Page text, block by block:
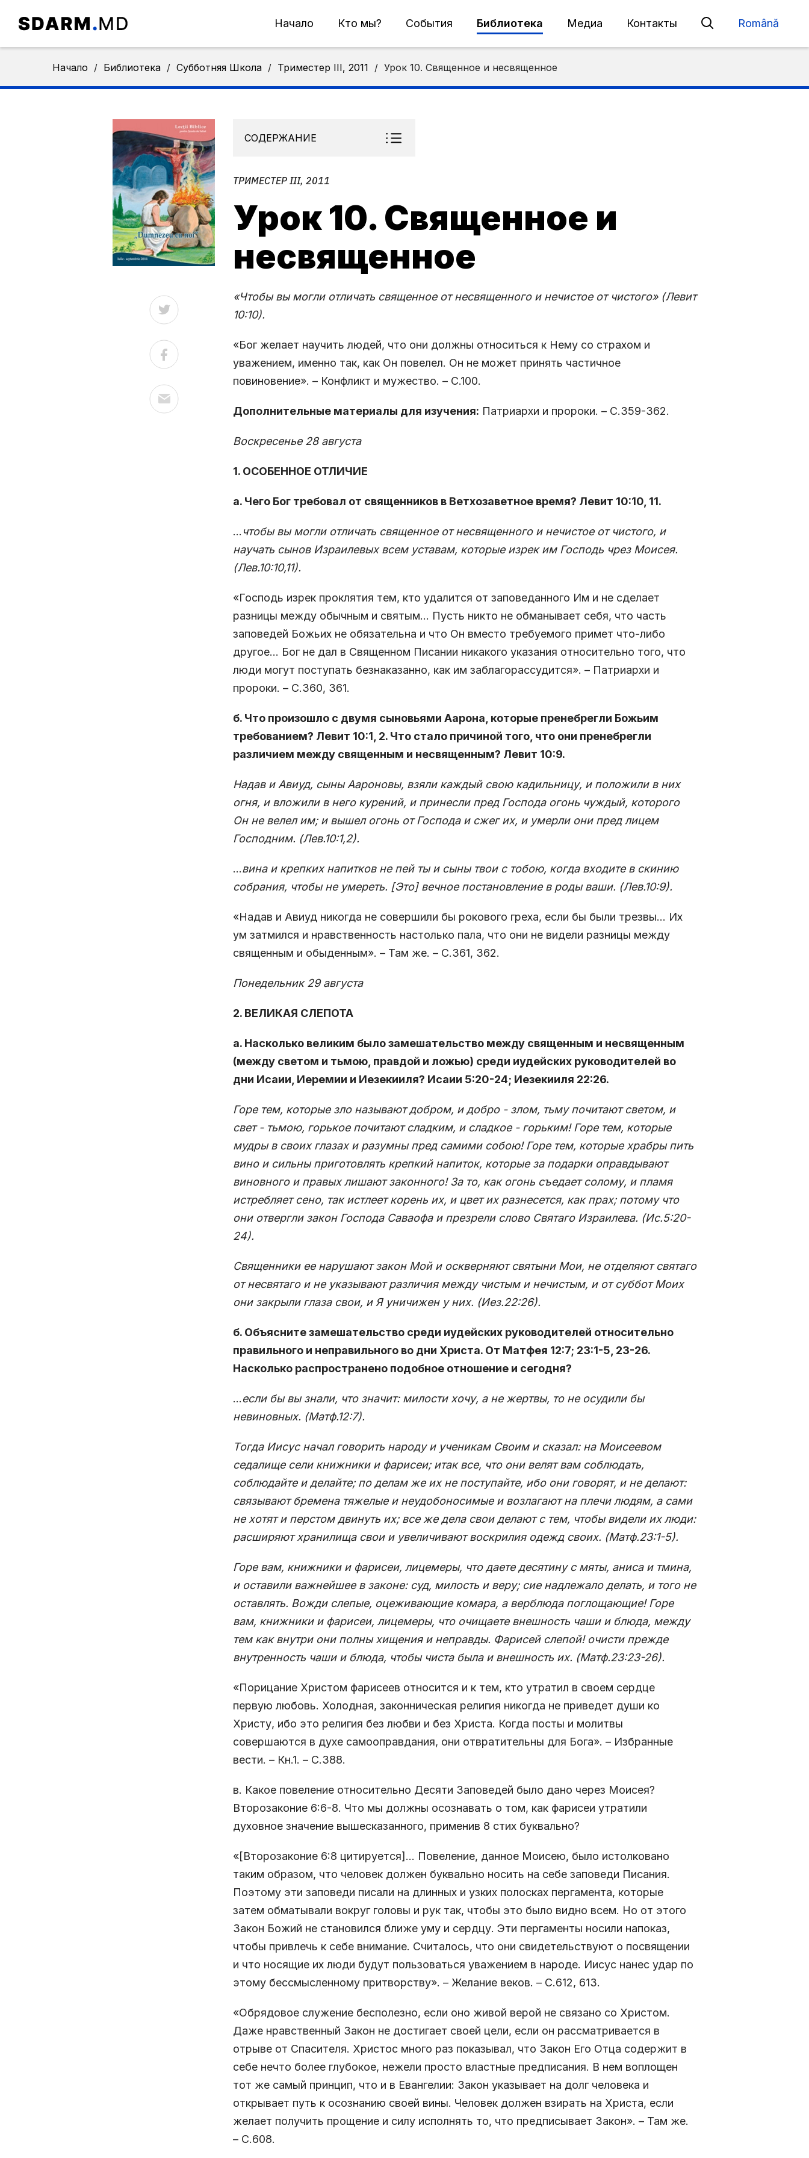
Начало Кто мы? События Библиотека Медиа Контакты Română
Начало / Библиотека / Субботняя Школа / Триместер III, 2011 / Урок 10. Священное и несвященное
СОДЕРЖАНИЕ
ТРИМЕСТЕР III, 2011
Урок 10. Священное и
несвященное
«Чтобы вы могли отличать священное от несвященного и нечистое от чистого» (Левит
10:10).
«Бог желает научить людей, что они должны относиться к Нему со страхом и
уважением, именно так, как Он повелел. Он не может принять частичное
повиновение». – Конфликт и мужество. – С.100.
Дополнительные материалы для изучения: Патриархи и пророки. – С.359-362.
Воскресенье 28 августа
1. ОСОБЕННОЕ ОТЛИЧИЕ
а. Чего Бог требовал от священников в Ветхозаветное время? Левит 10:10, 11.
… чтобы вы могли отличать священное от несвященного и нечистое от чистого, и
научать сынов Израилевых всем уставам, которые изрек им Господь чрез Моисея.
(Лев.10:10,11).
«Господь изрек проклятия тем, кто удалится от заповеданного Им и не сделает
разницы между обычным и святым… Пусть никто не обманывает себя, что часть
заповедей Божьих не обязательна и что Он вместо требуемого при­мет что-либо
другое… Бог не дал в Священном Писании никакого указания относительно того, что
люди могут поступать безнаказанно, как им заблагорас­судится». – Патриархи и
пророки. – С.360, 361.
б. Что произошло с двумя сыновьями Аарона, которые пренебрегли Божьим
требованием? Левит 10:1, 2. Что стало причиной того, что они пренебрегли
различием между священным и несвященным? Левит 10:9.
Надав и Авиуд, сыны Аароновы, взяли каждый свою кадильницу, и положили в них
огня, и вложили в него курений, и принесли пред Господа огонь чуждый, которого
Он не велел им; и вышел огонь от Господа и сжег их, и умерли они пред лицем
Господним. (Лев.10:1,2).
…вина и крепких напитков не пей ты и сыны твои с тобою, когда входите в скинию
собрания, чтобы не умереть. [Это] вечное постановление в роды ваши. (Лев.10:9).
«Надав и Авиуд никогда не совершили бы рокового греха, если бы были трезвы… Их
ум затмился и нравственность настолько пала, что они не видели разницы между
священным и обыденным». – Там же. – С.361, 362.
Понедельник 29 августа
2. ВЕЛИКАЯ СЛЕПОТА
а. Насколько великим было замешательство между священным и несвященным
(между светом и тьмою, правдой и ложью) среди иудейских руководителей во
дни Исаии, Иеремии и Иезекииля? Исаии 5:20-24; Иезекииля 22:26.
Горе тем, которые зло называют добром, и добро - злом, тьму почитают светом, и
свет - тьмою, горькое почитают сладким, и сладкое - горьким! Горе тем, которые
мудры в своих глазах и разумны пред самими собою! Горе тем, которые храбры пить
вино и сильны приготовлять крепкий напиток, которые за подарки оправдывают
виновного и правых лишают законного! За то, как огонь съедает солому, и пламя
истребляет сено, так истлеет корень их, и цвет их разнесется, как прах; потому что
они отвергли закон Господа Саваофа и презрели слово Святаго Израилева. (Ис.5:20-
24).
Священники ее нарушают закон Мой и оскверняют святыни Мои, не отделяют святаго
от несвятаго и не указывают различия между чистым и нечистым, и от суббот Моих
они закрыли глаза свои, и Я уничижен у них. (Иез.22:26).
б. Объясните замешательство среди иудейских руководителей относительно
правильного и неправильного во дни Христа. От Матфея 12:7; 23:1-5, 23-26.
Насколько распространено подобное отношение и сегодня?
…если бы вы знали, что значит: милости хочу, а не жертвы, то не осудили бы
невиновных. (Матф.12:7).
Тогда Иисус начал говорить народу и ученикам Своим и сказал: на Моисеевом
седалище сели книжники и фарисеи; итак все, что они велят вам соблюдать,
соблюдайте и делайте; по делам же их не поступайте, ибо они говорят, и не делают:
связывают бремена тяжелые и неудобоносимые и возлагают на плечи людям, а сами
не хотят и перстом двинуть их; все же дела свои делают с тем, чтобы видели их люди:
расширяют хранилища свои и увеличивают воскрилия одежд своих. (Матф.23:1-5).
Горе вам, книжники и фарисеи, лицемеры, что даете десятину с мяты, аниса и тмина,
и оставили важнейшее в законе: суд, милость и веру; сие надлежало делать, и того не
оставлять. Вожди слепые, оцеживающие комара, а верблюда поглощающие! Горе
вам, книжники и фарисеи, лицемеры, что очищаете внешность чаши и блюда, между
тем как внутри они полны хищения и неправды. Фарисей слепой! очисти прежде
внутренность чаши и блюда, чтобы чиста была и внешность их. (Матф.23:23-26).
«Порицание Христом фарисеев относится и к тем, кто утратил в своем сердце
первую любовь. Холодная, законническая религия никогда не приведет души ко
Христу, ибо это религия без любви и без Христа. Когда посты и молитвы
совершаются в духе самооправдания, они отвратительны для Бога». – Избранные
вести. – Кн.1. – С.388.
в. Какое повеление относительно Десяти Заповедей было дано через Моисея?
Второзаконие 6:6-8. Что мы должны осознавать о том, как фарисеи утра­тили
духовное значение вышесказанного, применив 8 стих буквально?
«[Второзаконие 6:8 цитируется]… Повеление, данное Моисею, было истол­ковано
таким образом, что человек должен буквально носить на себе заповеди Писания.
Поэтому эти заповеди писали на длинных и узких полосках пергамента, которые
затем обматывали вокруг головы и рук так, чтобы это было видно всем. Но от этого
Закон Божий не становился ближе уму и сердцу. Эти пергаменты носили напоказ,
чтобы привлечь к себе внимание. Считалось, что они свидетельствуют о посвящении
и что носящие их люди будут пользоваться уважением в народе. Иисус нанес удар по
этому бессмысленному притворству». – Желание веков. – С.612, 613.
«Обрядовое служение бесполезно, если оно живой верой не связано со Христом.
Даже нравственный Закон не достигает своей цели, если он рассматривается в
отрыве от Спасителя. Христос много раз показывал, что Закон Его Отца содержит в
себе нечто более глубокое, нежели просто властные предписания. В нем воплощен
тот же самый принцип, что и в Евангелии: Закон указывает на долг человека и
открывает путь к осознанию своей вины. Человек должен взирать на Христа, если
желает получить прощение и силу исполнять то, что предписывает Закон». – Там же.
– С.608.